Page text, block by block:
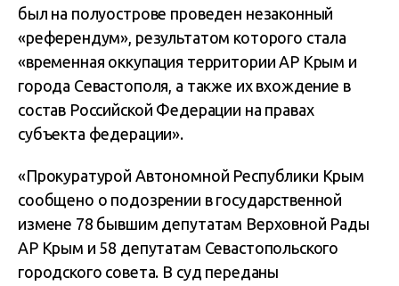
был на полуострове проведен незаконный
«референдум», результатом которого стала
«временная оккупация территории АР Крым и
города Севастополя, а также их вхождение в
состав Российской Федерации на правах
субъекта федерации».
«Прокуратурой Автономной Республики Крым
сообщено о подозрении в государственной
измене 78 бывшим депутатам Верховной Рады
АР Крым и 58 депутатам Севастопольского
городского совета. В суд переданы